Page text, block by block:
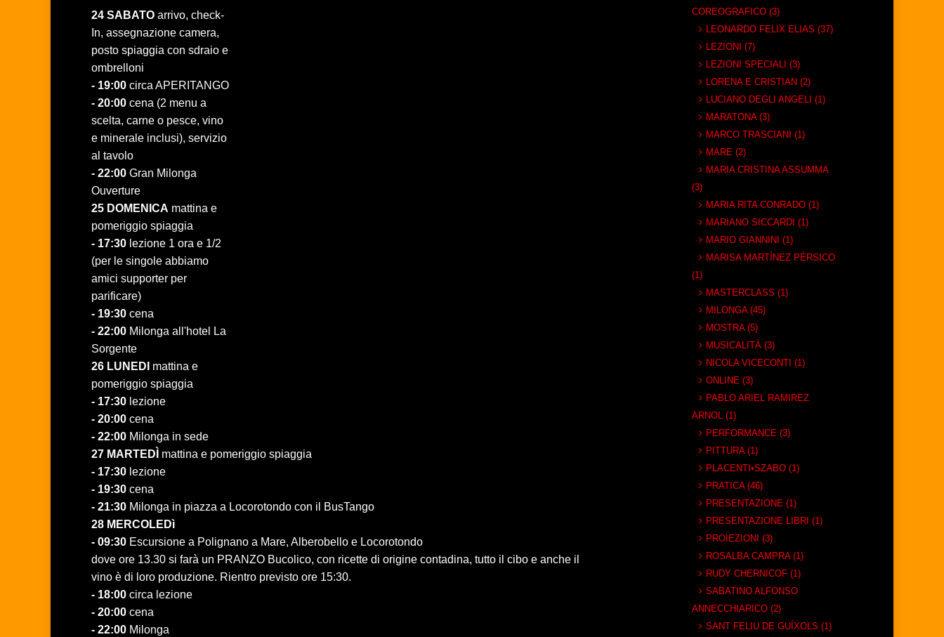
24 SABATO arrivo, check-
In, assegnazione camera,
posto spiaggia con sdraio e
ombrelloni
- 19:00 circa APERITANGO
- 20:00 cena (2 menu a
scelta, carne o pesce, vino
e minerale inclusi), servizio
al tavolo
- 22:00 Gran Milonga
Ouverture
25 DOMENICA mattina e
pomeriggio spiaggia
- 17:30 lezione 1 ora e 1/2
(per le singole abbiamo
amici supporter per
parificare)
- 19:30 cena
- 22:00 Milonga all'hotel La
Sorgente
26 LUNEDI mattina e
pomeriggio spiaggia
- 17:30 lezione
- 20:00 cena
- 22:00 Milonga in sede
27 MARTED mattina e pomeriggio spiaggia
- 17:30 lezione
- 19:30 cena
- 21:30 Milonga in piazza a Locorotondo con il BusTango
28 MERCOLEDì
- 09:30 Escursione a Polignano a Mare, Alberobello e Locorotondo
dove ore 13.30 si farà un PRANZO Bucolico, con ricette di origine contadina, tutto il cibo e anche il
vino è di loro produzione. Rientro previsto ore 15:30.
- 18:00 circa lezione
- 20:00 cena
- 22:00 Milonga
COREOGRAFICO (3)
LEONARDO FELIX ELIAS (37)
LEZIONI (7)
LEZIONI SPECIALI (3)
LORENA E CRISTIAN (2)
LUCIANO DEGLI ANGELI (1)
MARATONA (3)
MARCO TRASCIANI (1)
MARE (2)
MARIA CRISTINA ASSUMMA
(3)
MARIA RITA CONRADO (1)
MARIANO SICCARDI (1)
MARIO GIANNINI (1)
MARISA MARTÍNEZ PÉRSICO
(1)
MASTERCLASS (1)
MILONGA (45)
MOSTRA (5)
MUSICALITÀ (3)
NICOLA VICECONTI (1)
ONLINE (3)
PABLO ARIEL RAMIREZ
ARNOL (1)
PERFORMANCE (3)
PITTURA (1)
PLACENTI•SZABO (1)
PRATICA (46)
PRESENTAZIONE (1)
PRESENTAZIONE LIBRI (1)
PROIEZIONI (3)
ROSALBA CAMPRA (1)
RUDY CHERNICOF (1)
SABATINO ALFONSO
ANNECCHIARICO (2)
SANT FELIU DE GUÍXOLS (1)